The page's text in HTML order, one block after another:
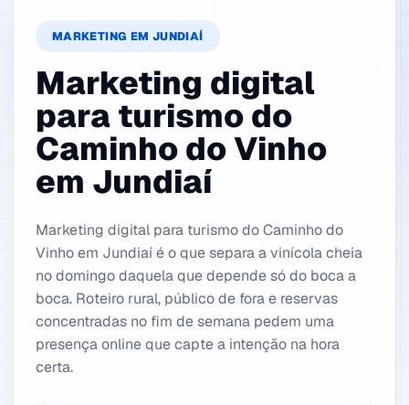
MARKETING EM JUNDIAÍ
Marketing digital
para turismo do
Caminho do Vinho
em Jundiaí
Marketing digital para turismo do Caminho do
Vinho em Jundiaí é o que separa a vinícola cheia
no domingo daquela que depende só do boca a
boca. Roteiro rural, público de fora e reservas
concentradas no fim de semana pedem uma
presença online que capte a intenção na hora
certa.